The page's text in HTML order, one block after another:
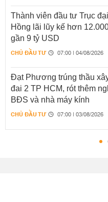
Thành viên đầu tư Trục
Hồng lãi lũy kế hơn
gần 9 tỷ USD
CHỦ ĐẦU TƯ 07:00 | 04/08/2026
Đạt Phương trúng thầu
đai 2 TP HCM, rót thêm
BĐS và nhà máy kính
CHỦ ĐẦU TƯ 07:00 | 03/08/2026